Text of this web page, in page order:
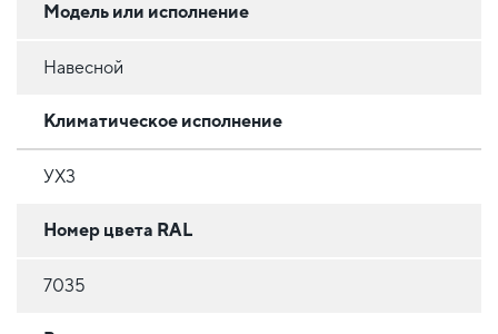
Модель или исполнение
Навесной
Климатическое исполнение
УХ3
Номер цвета RAL
7035